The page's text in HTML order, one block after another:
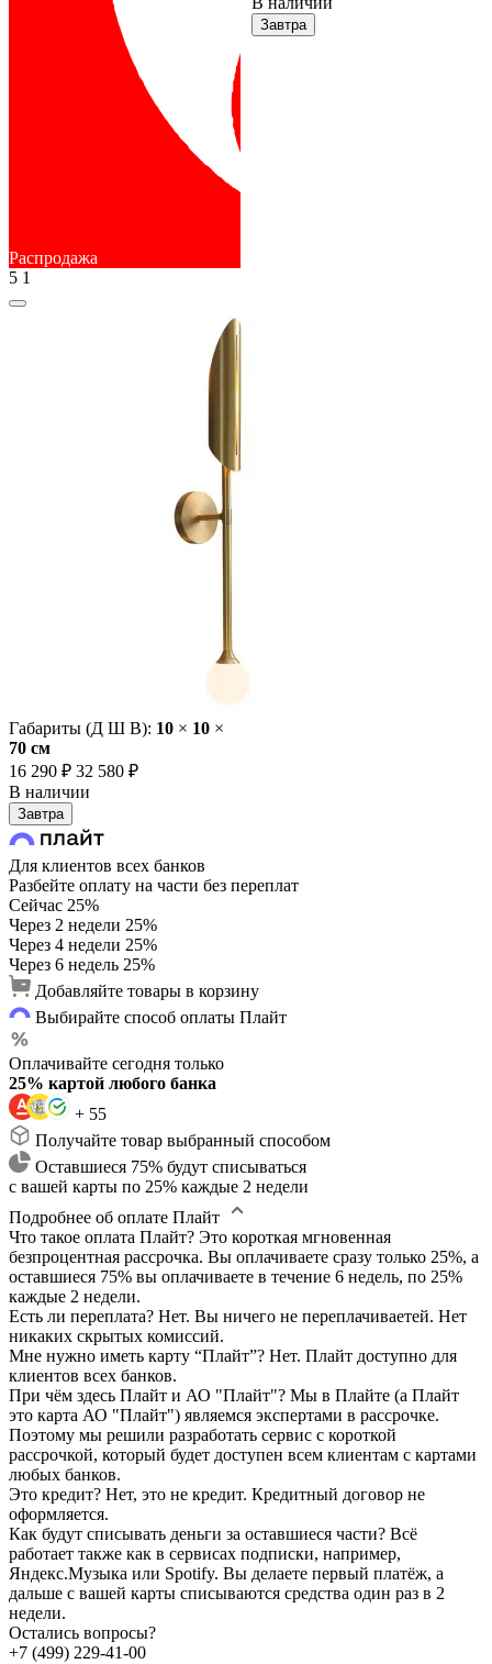
Распродажа
5 1
Габариты (Д Ш В): 10 × 10 ×
70 cм
16 290 ₽ 32 580 ₽
В наличии
Завтра
Завтра
Для клиентов всех банков
Разбейте оплату на части без переплат
Сейчас 25%
Через 2 недели 25%
Через 4 недели 25%
Через 6 недель 25%
Добавляйте товары в корзину
Выбирайте способ оплаты Плайт
Оплачивайте сегодня только
25% картой любого банка
+ 55
Получайте товар выбранный способом
Оставшиеся 75% будут списываться
с вашей карты по 25% каждые 2 недели
Подробнее об оплате Плайт
Что такое оплата Плайт? Это короткая мгновенная
безпроцентная рассрочка. Вы оплачиваете сразу только 25%, а
оставшиеся 75% вы оплачиваете в течение 6 недель, по 25%
каждые 2 недели.
Есть ли переплата? Нет. Вы ничего не переплачиваетей. Нет
никаких скрытых комиссий.
Мне нужно иметь карту “Плайт”? Нет. Плайт доступно для
клиентов всех банков.
При чём здесь Плайт и АО "Плайт"? Мы в Плайте (а Плайт
это карта АО "Плайт") являемся экспертами в рассрочке.
Поэтому мы решили разработать сервис с короткой
рассрочкой, который будет доступен всем клиентам с картами
любых банков.
Это кредит? Нет, это не кредит. Кредитный договор не
оформляется.
Как будут списывать деньги за оставшиеся части? Всё
работает также как в сервисах подписки, например,
Яндекс.Музыка или Spotify. Вы делаете первый платёж, а
дальше с вашей карты списываются средства один раз в 2
недели.
Остались вопросы?
+7 (499) 229-41-00